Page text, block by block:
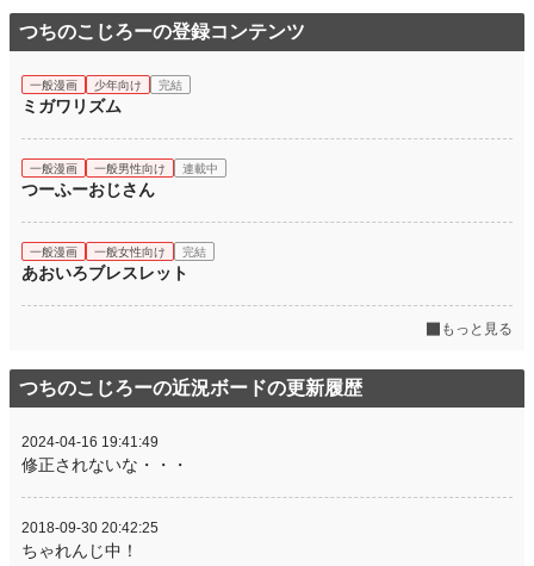
つちのこじろーの登録コンテンツ
一般漫画 少年向け 完結
ミガワリズム
一般漫画 一般男性向け 連載中
つーふーおじさん
一般漫画 一般女性向け 完結
あおいろブレスレット
もっと見る
つちのこじろーの近況ボードの更新履歴
2024-04-16 19:41:49
修正されないな・・・
2018-09-30 20:42:25
ちゃれんじ中！